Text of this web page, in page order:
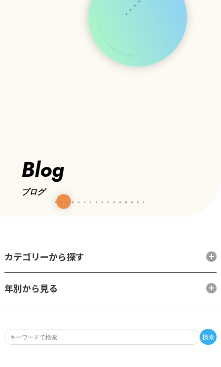
Blog
ブログ
検索
カテゴリーから探す
年別から見る